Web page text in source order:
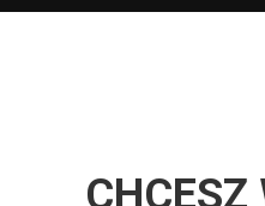
CHCESZ